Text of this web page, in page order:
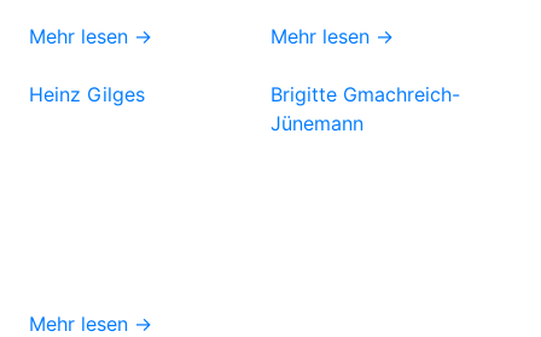
Mehr lesen → Mehr lesen →
Heinz Gilges
Mehr lesen →
Brigitte Gmachreich-
Jünemann